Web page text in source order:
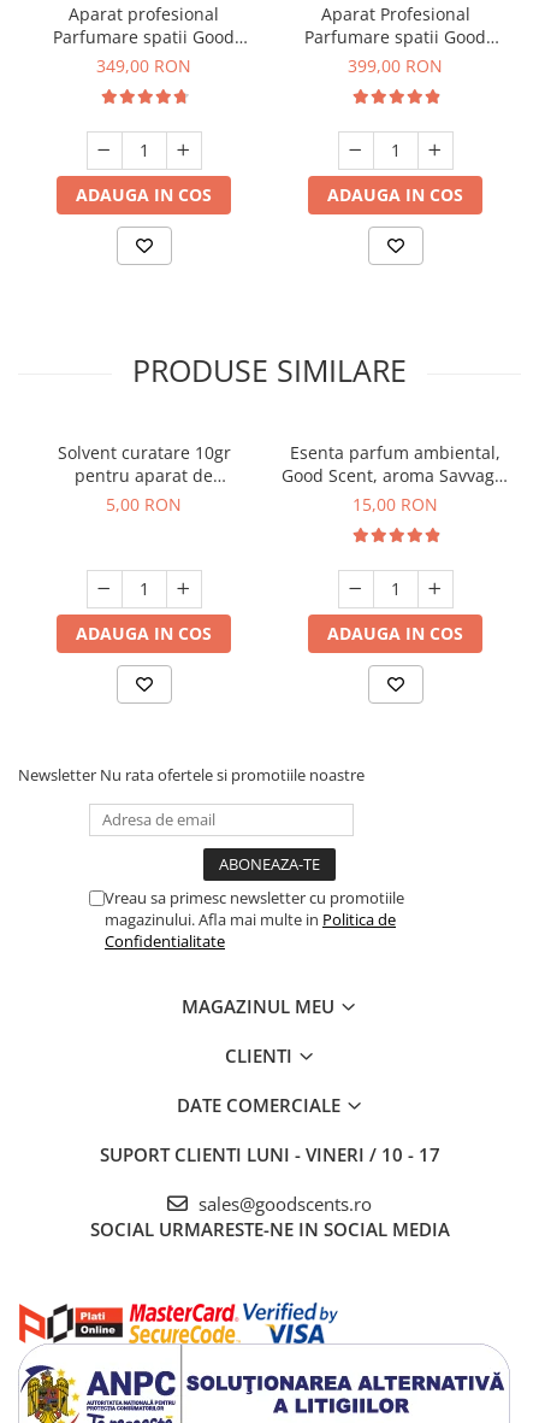
Aparat profesional
Parfumare spatii Good
Scent GS 100, culoare alba
349,00 RON
ADAUGA IN COS
Aparat Profesional
Parfumare spatii Good
Scent GS 400, culoare alba
399,00 RON
ADAUGA IN COS
PRODUSE SIMILARE
Solvent curatare 10gr
pentru aparat de
parfumare prin nebulizare
5,00 RON
ADAUGA IN COS
Esenta parfum ambiental,
Good Scent, aroma Savvage,
10 g
15,00 RON
ADAUGA IN COS
Newsletter Nu rata ofertele si promotiile noastre
Vreau sa primesc newsletter cu promotiile
magazinului. Afla mai multe in Politica de
Confidentialitate
MAGAZINUL MEU
CLIENTI
DATE COMERCIALE
SUPORT CLIENTI LUNI - VINERI / 10 - 17
sales@goodscents.ro
SOCIAL URMARESTE-NE IN SOCIAL MEDIA